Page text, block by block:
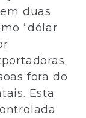
duas
“dólar
fora do
Esta